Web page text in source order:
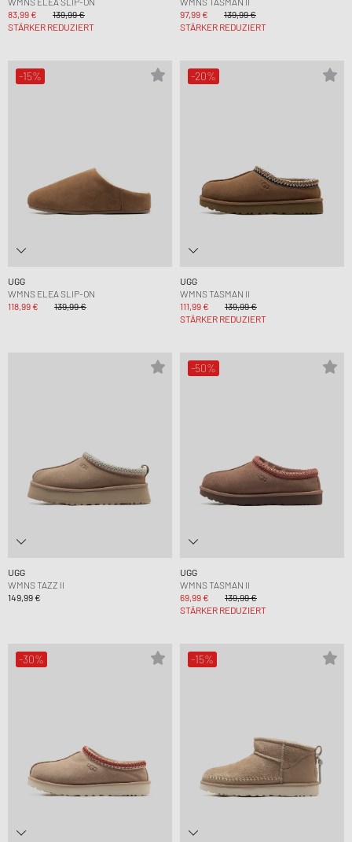
83,99 €
139,99 €
STÄRKER REDUZIERT
97,99 €
139,99 €
STÄRKER REDUZIERT
-15%
UGG
WMNS ELEA SLIP-ON
118,99 €
139,99 €
-20%
UGG
WMNS TASMAN II
111,99 €
139,99 €
STÄRKER REDUZIERT
UGG
WMNS TAZZ II
149,99 €
-50%
UGG
WMNS TASMAN II
69,99 €
139,99 €
STÄRKER REDUZIERT
-30% -15%